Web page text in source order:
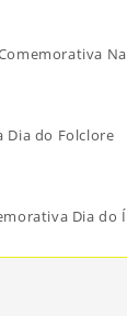
Dia do Folclore
Dia do